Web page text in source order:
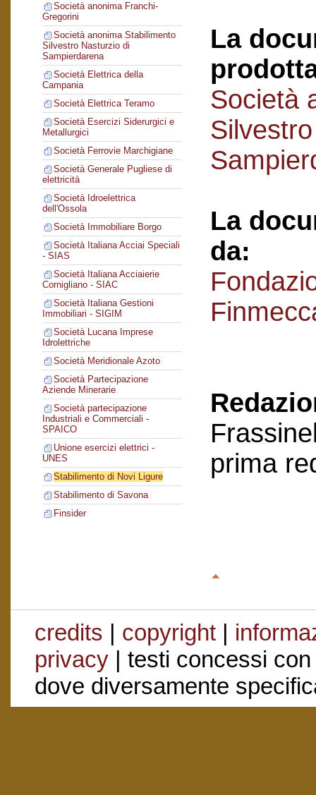
Società anonima Franchi-
Gregorini
Società anonima Stabilimento
Silvestro Nasturzio di
Sampierdarena
Società Elettrica della
Campania
Società Elettrica Teramo
Società Esercizi Siderurgici e
Metallurgici
Società Ferrovie Marchigiane
Società Generale Pugliese di
elettricità
Società Idroelettrica
dell'Ossola
Società Immobiliare Borgo
Società Italiana Acciai Speciali
- SIAS
Società Italiana Acciaierie
Cornigliano - SIAC
Società Italiana Gestioni
Immobiliari - SIGIM
Società Lucana Imprese
Idrolettriche
Società Meridionale Azoto
Società Partecipazione
Aziende Minerarie
Società partecipazione
Industriali e Commerciali -
SPAICO
Unione esercizi elettrici -
UNES
Stabilimento di Novi Ligure
Stabilimento di Savona
Finsider
La
Società
La
da:
prima
credits | copyright|
privacy| testi concessi
dove diversamente